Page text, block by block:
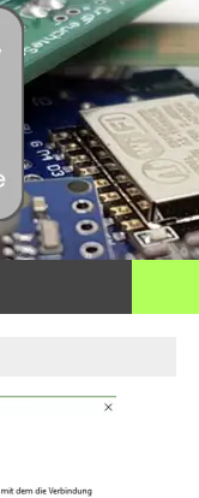
–
3D
und
Heimwerken, 3D-
technische Themen.